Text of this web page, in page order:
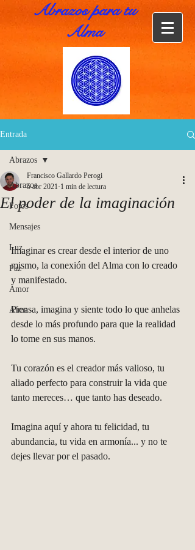
Abrazos para tu
Alma
Entrada
Abrazos
Fotos
Mensajes
Luz
Paz
Amor
Alma
Abrazos
El poder de la imaginación
Francisco Gallardo Perogi
5 abr 2021 1 min de lectura
Imaginar es crear desde el interior de uno
mismo, la conexión del Alma con lo creado
y manifestado.
Piensa, imagina y siente todo lo que anhelas
desde lo más profundo para que la realidad
lo tome en sus manos.
Tu corazón es el creador más valioso, tu
aliado perfecto para construir la vida que
tanto mereces… que tanto has deseado.
Imagina aquí y ahora tu felicidad, tu
abundancia, tu vida en armonía... y no te
dejes llevar por el pasado.